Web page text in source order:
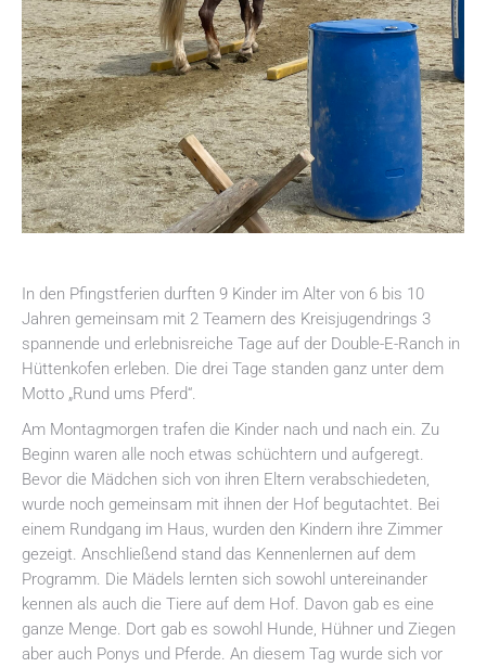
In den Pfingstferien durften 9 Kinder im Alter von 6 bis 10
Jahren gemeinsam mit 2 Teamern des Kreisjugendrings 3
spannende und erlebnisreiche Tage auf der Double-E-Ranch in
Hüttenkofen erleben. Die drei Tage standen ganz unter dem
Motto „Rund ums Pferd“.
Am Montagmorgen trafen die Kinder nach und nach ein. Zu
Beginn waren alle noch etwas schüchtern und aufgeregt.
Bevor die Mädchen sich von ihren Eltern verabschiedeten,
wurde noch gemeinsam mit ihnen der Hof begutachtet. Bei
einem Rundgang im Haus, wurden den Kindern ihre Zimmer
gezeigt. Anschließend stand das Kennenlernen auf dem
Programm. Die Mädels lernten sich sowohl untereinander
kennen als auch die Tiere auf dem Hof. Davon gab es eine
ganze Menge. Dort gab es sowohl Hunde, Hühner und Ziegen
aber auch Ponys und Pferde. An diesem Tag wurde sich vor